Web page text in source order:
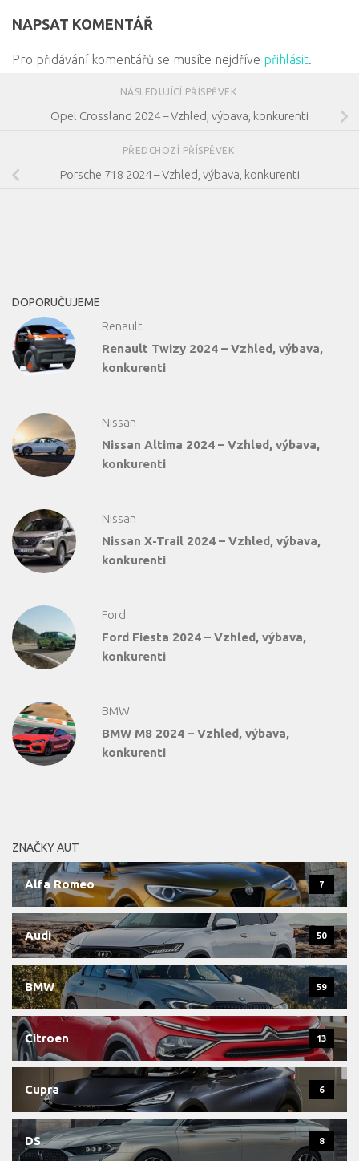
NAPSAT KOMENTÁŘ
Pro přidávání komentářů se musíte nejdříve přihlásit.
NÁSLEDUJÍCÍ PŘÍSPĚVEK
Opel Crossland 2024 – Vzhled, výbava, konkurenti
PŘEDCHOZÍ PŘÍSPĚVEK
Porsche 718 2024 – Vzhled, výbava, konkurenti
DOPORUČUJEME
Renault
Renault Twizy 2024 – Vzhled, výbava,
konkurenti
Nissan
Nissan Altima 2024 – Vzhled, výbava,
konkurenti
Nissan
Nissan X-Trail 2024 – Vzhled, výbava,
konkurenti
Ford
Ford Fiesta 2024 – Vzhled, výbava,
konkurenti
BMW
BMW M8 2024 – Vzhled, výbava,
konkurenti
ZNAČKY AUT
Alfa Romeo 7
Audi 50
BMW 59
Citroen 13
Cupra 6
DS 8